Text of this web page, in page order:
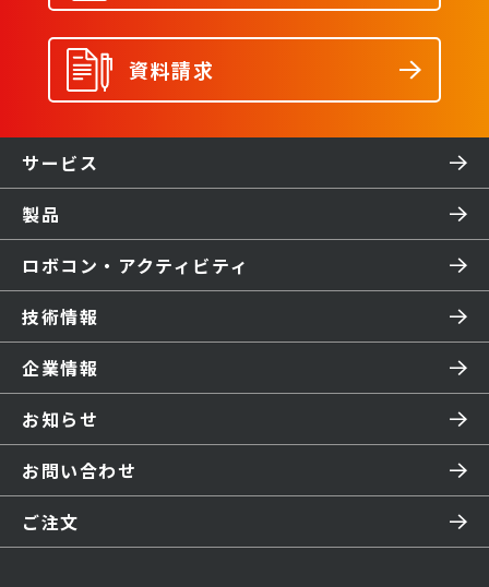
資料請求
サービス
製品
ロボコン・アクティビティ
技術情報
企業情報
お知らせ
お問い合わせ
ご注文